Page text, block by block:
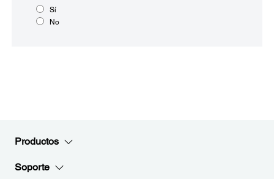
Sí
No
Productos
Soporte